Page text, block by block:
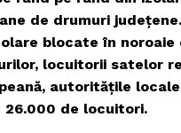
de drumuri
blocate în
locuitorii satelor
autoritățile
26.000 de locuitori.